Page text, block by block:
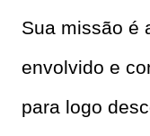
Sua missão é
envolvido e
para logo